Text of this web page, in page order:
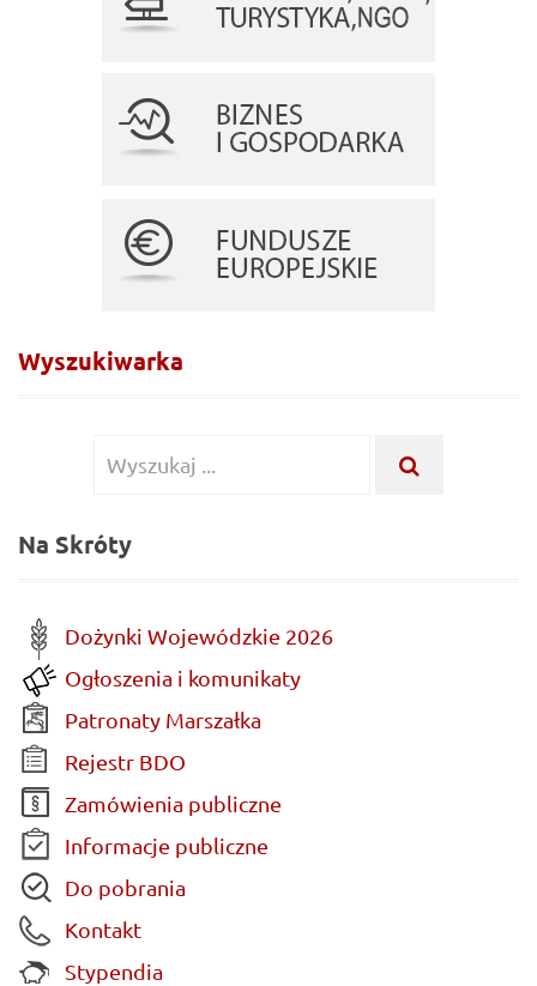
Wyszukiwarka
Wyszukiwanie
Na Skróty
Dożynki Wojewódzkie 2026
Ogłoszenia i komunikaty
Patronaty Marszałka
Rejestr BDO
Zamówienia publiczne
Informacje publiczne
Do pobrania
Kontakt
Stypendia